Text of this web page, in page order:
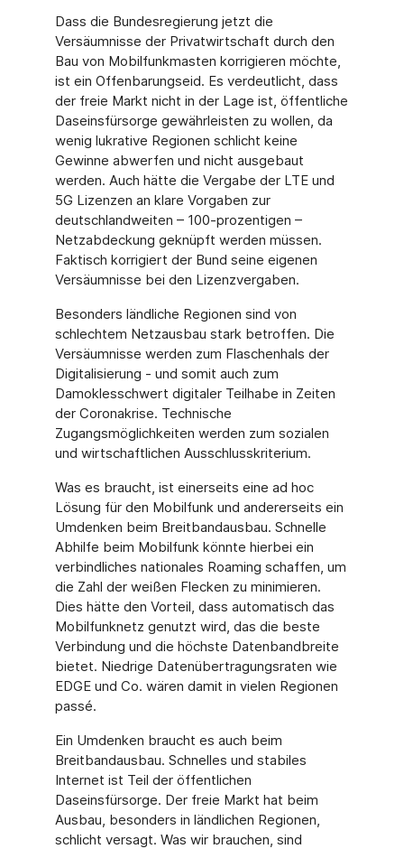
Dass die Bundesregierung jetzt die
Versäumnisse der Privatwirtschaft durch den
Bau von Mobilfunkmasten korrigieren möchte,
ist ein Offenbarungseid. Es verdeutlicht, dass
der freie Markt nicht in der Lage ist, öffentliche
Daseinsfürsorge gewährleisten zu wollen, da
wenig lukrative Regionen schlicht keine
Gewinne abwerfen und nicht ausgebaut
werden. Auch hätte die Vergabe der LTE und
5G Lizenzen an klare Vorgaben zur
deutschlandweiten – 100-prozentigen –
Netzabdeckung geknüpft werden müssen.
Faktisch korrigiert der Bund seine eigenen
Versäumnisse bei den Lizenzvergaben.
Besonders ländliche Regionen sind von
schlechtem Netzausbau stark betroffen. Die
Versäumnisse werden zum Flaschenhals der
Digitalisierung - und somit auch zum
Damoklesschwert digitaler Teilhabe in Zeiten
der Coronakrise. Technische
Zugangsmöglichkeiten werden zum sozialen
und wirtschaftlichen Ausschlusskriterium.
Was es braucht, ist einerseits eine ad hoc
Lösung für den Mobilfunk und andererseits ein
Umdenken beim Breitbandausbau. Schnelle
Abhilfe beim Mobilfunk könnte hierbei ein
verbindliches nationales Roaming schaffen, um
die Zahl der weißen Flecken zu minimieren.
Dies hätte den Vorteil, dass automatisch das
Mobilfunknetz genutzt wird, das die beste
Verbindung und die höchste Datenbandbreite
bietet. Niedrige Datenübertragungsraten wie
EDGE und Co. wären damit in vielen Regionen
passé.
Ein Umdenken braucht es auch beim
Breitbandausbau. Schnelles und stabiles
Internet ist Teil der öffentlichen
Daseinsfürsorge. Der freie Markt hat beim
Ausbau, besonders in ländlichen Regionen,
schlicht versagt. Was wir brauchen, sind